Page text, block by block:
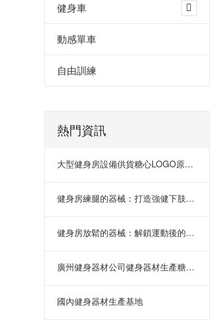
健身車
動感單車
自由訓練
熱門資訊
大型健身房設備供貨糖心LOGO原创视频
健身房練腿的器械：打造強健下肢的全
健身房放鬆的器械：解鎖運動後的寧靜
廣州健身器材公司健身器材生產糖心LOGO原创视频
國內健身器材生產基地